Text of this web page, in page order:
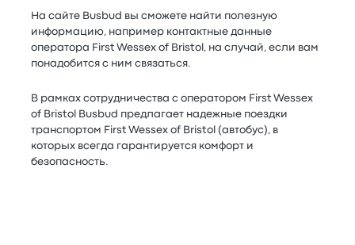
На сайте Busbud вы сможете найти полезную
информацию, например контактные данные
оператора First Wessex of Bristol, на случай, если вам
понадобится с ним связаться.
В рамках сотрудничества с оператором First Wessex
of Bristol Busbud предлагает надежные поездки
транспортом First Wessex of Bristol (автобус), в
которых всегда гарантируется комфорт и
безопасность.